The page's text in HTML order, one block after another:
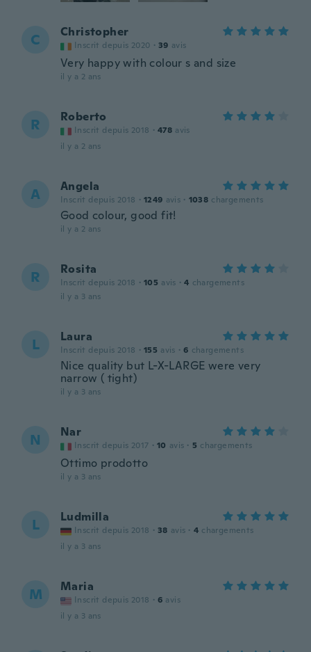
C Christopher
Inscrit depuis 2020 · 39 avis
Very happy with colour s and size
il y a 2 ans
R Roberto
Inscrit depuis 2018 · 478 avis
il y a 2 ans
A Angela
Inscrit depuis 2018 · 1249 avis · 1038 chargements
Good colour, good fit!
il y a 2 ans
R Rosita
Inscrit depuis 2018 · 105 avis · 4 chargements
il y a 3 ans
L Laura
Inscrit depuis 2018 · 155 avis · 6 chargements
Nice quality but L-X-LARGE were very
narrow ( tight)
il y a 3 ans
N Nar
Inscrit depuis 2017 · 10 avis · 5 chargements
Ottimo prodotto
il y a 3 ans
L Ludmilla
Inscrit depuis 2018 · 38 avis · 4 chargements
il y a 3 ans
M Maria
Inscrit depuis 2018 · 6 avis
il y a 3 ans